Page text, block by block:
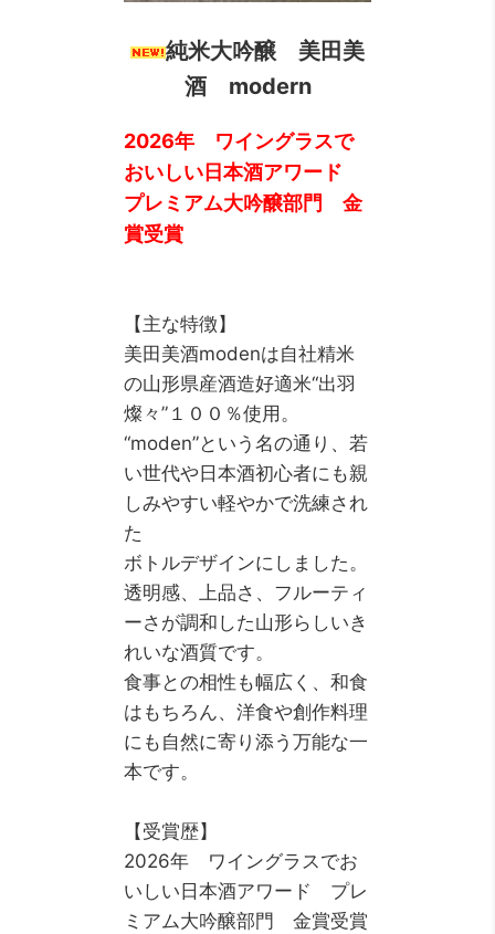
純米大吟醸 美田美
酒 modern
2026年 ワイングラスで
おいしい日本酒アワード
プレミアム大吟醸部門 金
賞受賞
【主な特徴】
美田美酒modenは自社精米
の山形県産酒造好適米“出羽
燦々”１００％使用。
“moden”という名の通り、若
い世代や日本酒初心者にも親
しみやすい軽やかで洗練され
た
ボトルデザインにしました。
透明感、上品さ、フルーティ
ーさが調和した山形らしいき
れいな酒質です。
食事との相性も幅広く、和食
はもちろん、洋食や創作料理
にも自然に寄り添う万能な一
本です。
【受賞歴】
2026年 ワイングラスでお
いしい日本酒アワード プレ
ミアム大吟醸部門 金賞受賞